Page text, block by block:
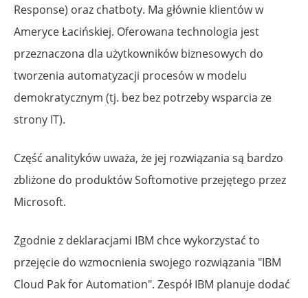
Response) oraz chatboty. Ma głównie klientów w
Ameryce Łacińskiej. Oferowana technologia jest
przeznaczona dla użytkowników biznesowych do
tworzenia automatyzacji procesów w modelu
demokratycznym (tj. bez bez potrzeby wsparcia ze
strony IT).
Część analityków uważa, że jej rozwiązania są bardzo
zbliżone do produktów Softomotive przejętego przez
Microsoft.
Zgodnie z deklaracjami IBM chce wykorzystać to
przejęcie do wzmocnienia swojego rozwiązania "IBM
Cloud Pak for Automation". Zespół IBM planuje dodać